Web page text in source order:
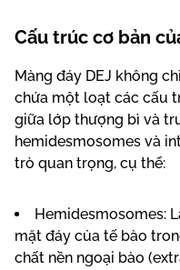
Cấu trúc cơ bản
Màng đáy DEJ không
chứa một loạt các cấu
giữa lớp thượng bì và
hemidesmosomes và
trò quan trọng, cụ thể:
Hemidesmosomes:
mặt đáy của tế bào
chất nền ngoại bào